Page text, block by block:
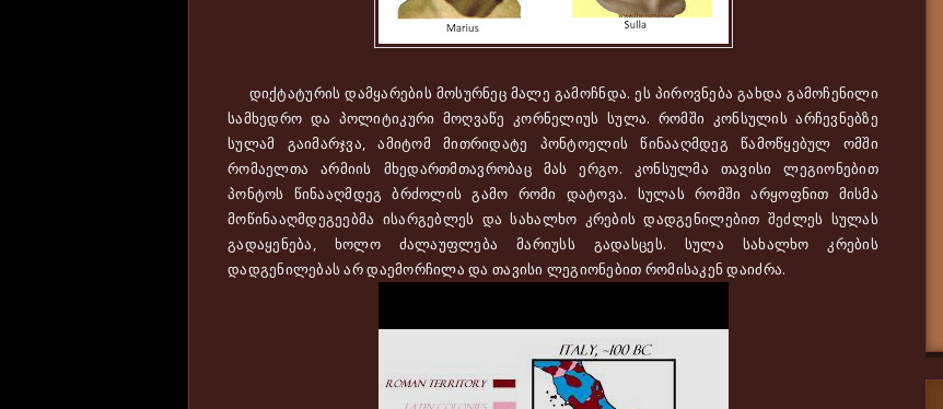
დიქტატურის დამყარების მოსურნეც მალე გამოჩნდა. ეს პიროვნება გახდა გამოჩენილი
სამხედრო და პოლიტიკური მოღვაწე კორნელიუს სულა. რომში კონსულის არჩევნებზე
სულამ გაიმარჯვა, ამიტომ მითრიდატე პონტოელის წინააღმდეგ წამოწყებულ ომში
რომაელთა არმიის მხედართმთავრობაც მას ერგო. კონსულმა თავისი ლეგიონებით
პონტოს წინააღმდეგ ბრძოლის გამო რომი დატოვა. სულას რომში არყოფნით მისმა
მოწინააღმდეგეებმა ისარგებლეს და სახალხო კრების დადგენილებით შეძლეს სულას
გადაყენება, ხოლო ძალაუფლება მარიუსს გადასცეს. სულა სახალხო კრების
დადგენილებას არ დაემორჩილა და თავისი ლეგიონებით რომისაკენ დაიძრა.